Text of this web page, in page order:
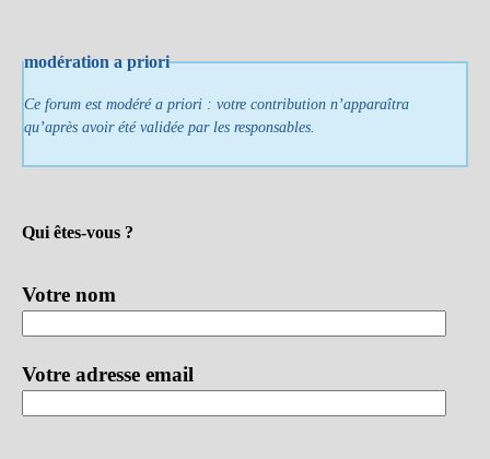
modération a priori
Ce forum est modéré a priori : votre contribution n’apparaîtra
qu’après avoir été validée par les responsables.
Qui êtes-vous ?
Votre nom
Votre adresse email